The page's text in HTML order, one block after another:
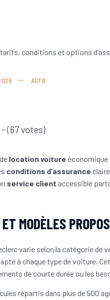
AUTO
(67 votes)
location voiture économique
conditions d’assurance
service client accessible
MODÈLES
varie selon la catégorie de
à chaque type de voiture.
de courte durée ou les
répartis dans plus de 500